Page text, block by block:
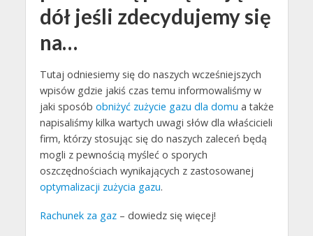
dół jeśli zdecydujemy się
na…
Tutaj odniesiemy się do naszych wcześniejszych
wpisów gdzie jakiś czas temu informowaliśmy w
jaki sposób obniżyć zużycie gazu dla domu a także
napisaliśmy kilka wartych uwagi słów dla właścicieli
firm, którzy stosując się do naszych zaleceń będą
mogli z pewnością myśleć o sporych
oszczędnościach wynikających z zastosowanej
optymalizacji zużycia gazu.
Rachunek za gaz– dowiedz się więcej!